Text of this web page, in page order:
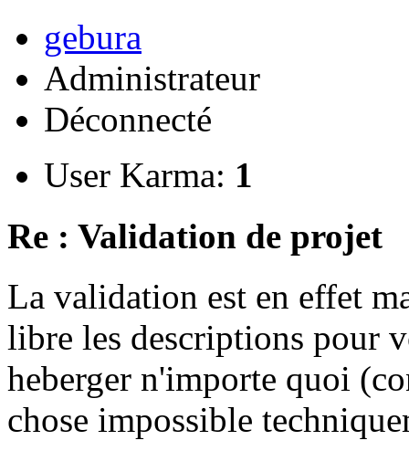
gebura
Administrateur
Déconnecté
User Karma: 1
Re : Validation de projet
La validation est en effet
libre les descriptions pour
heberger n'importe quoi
chose impossible